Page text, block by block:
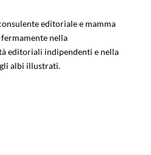
editoriale e mamma
fermamente nella
editoriali indipendenti e nella
albi illustrati.